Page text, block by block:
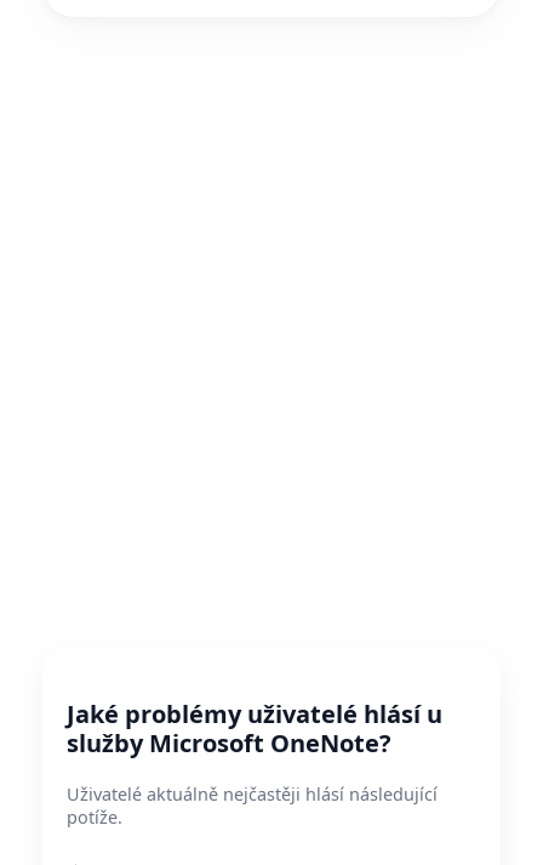
Jaké problémy uživatelé hlásí u
služby Microsoft OneNote?
Uživatelé aktuálně nejčastěji hlásí následující
potíže.